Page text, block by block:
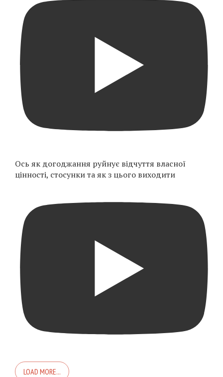
Ось як догоджання руйнує відчуття власної
цінності, стосунки та як з цього виходити
LOAD MORE...